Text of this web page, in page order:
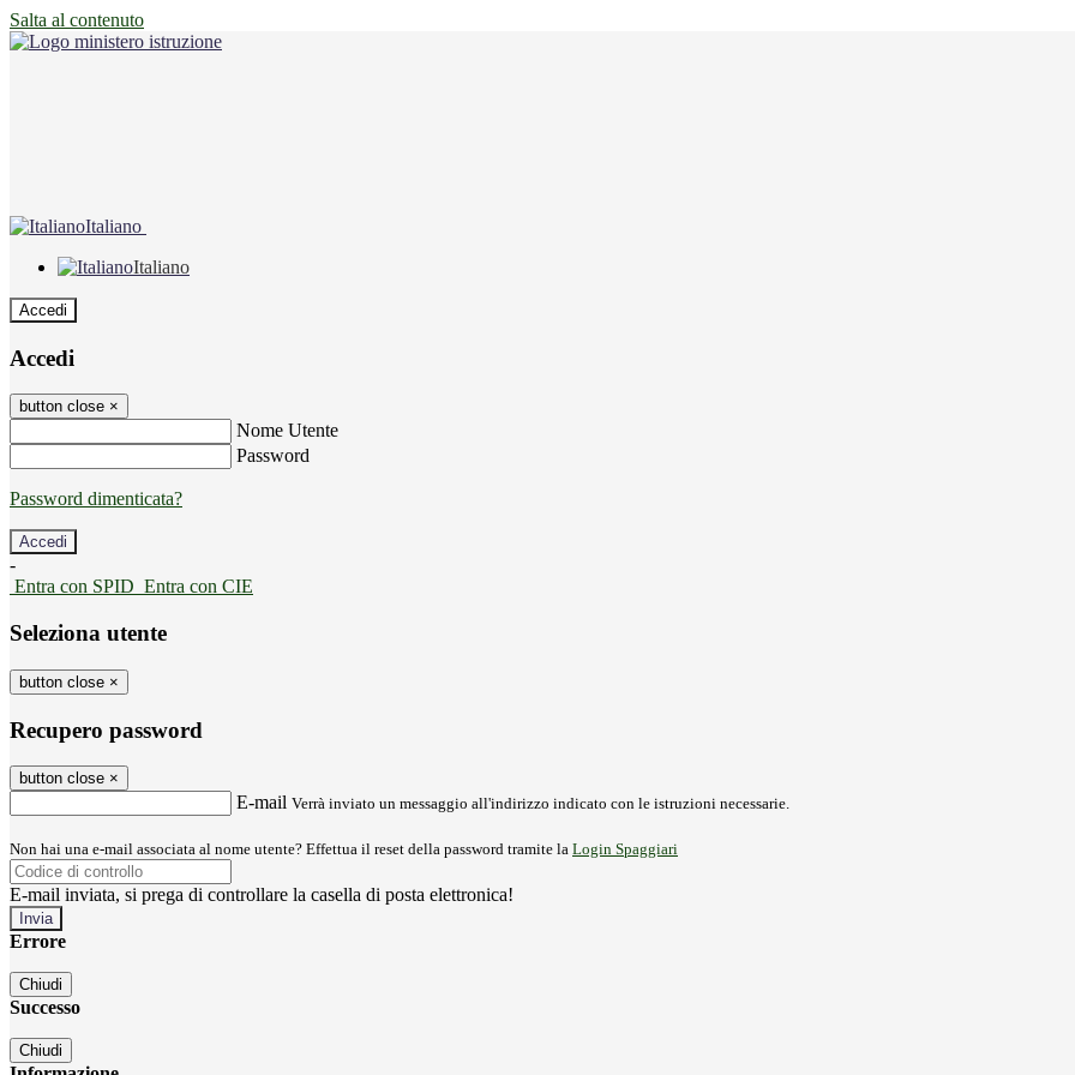
Salta al contenuto
Italiano
Italiano
Accedi
Accedi
button close ×
Nome Utente
Password
Password dimenticata?
-
Entra con SPID Entra con CIE
Seleziona utente
button close ×
Recupero password
button close ×
E-mail Verrà inviato un messaggio all'indirizzo indicato con le istruzioni necessarie.
Non hai una e-mail associata al nome utente? Effettua il reset della password tramite la Login Spaggiari
E-mail inviata, si prega di controllare la casella di posta elettronica!
Errore
Chiudi
Successo
Chiudi